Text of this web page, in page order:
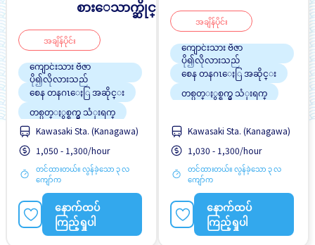
စားေသာက္ဆိုင္
အချိန်ပိုင်း
ကျောင်းသား ဗီဇာ
ပို၍လိုလားသည်
စေန တနဂၤေႏြ အဆိုင္း
တစ္ပတ္ႏွစ္ရက္မွ သံုးရက္
ထမင်းကျွေးမည်
ၾကိဳတင္လစာေငြေပးျခင္း
ဘူတာႏွင့္နီးေသာ
ဝင်ငွေအများအပြားရရန်
အလားအလာရှိသည်
အမျိုးသား ပို၍လိုလားသည်
အလုပ္ေလွ်ာက္စာ မလုိပါ
Kawasaki Sta. (Kanagawa)
1,050 - 1,300/hour
တင်ထားတယ်။ လွန်ခဲ့သော ၃ လ
ကျော်က
နောက်ထပ်
ကြည့်ရှုပါ
အချိန်ပိုင်း
ကျောင်းသား ဗီဇာ
ပို၍လိုလားသည်
စေန တနဂၤေႏြ အဆိုင္း
တစ္ပတ္ႏွစ္ရက္မွ သံုးရက္
ၾကိဳတင္လစာေငြေပးျခင္း
ဘူတာႏွင့္နီးေသာ
ဝင်ငွေအများအပြားရရန်
အလားအလာရှိသည်
အမျိုးသမီး ပို၍လိုလားသည်
အမျိုးသား ပို၍လိုလားသည်
Kawasaki Sta. (Kanagawa)
1,030 - 1,300/hour
တင်ထားတယ်။ လွန်ခဲ့သော ၃ လ
ကျော်က
နောက်ထပ်
ကြည့်ရှုပါ